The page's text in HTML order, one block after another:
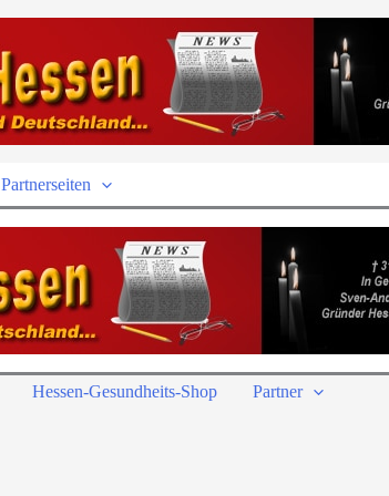
Partnerseiten
Hessen-Gesundheits-Shop
Partner